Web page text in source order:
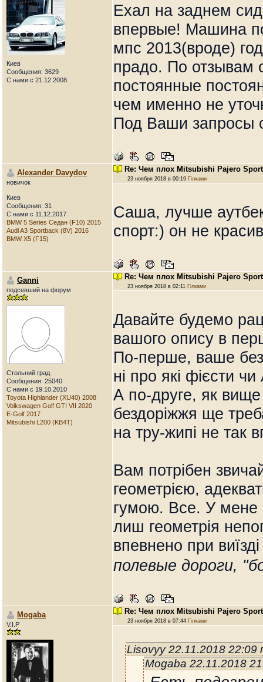
Киев
Сообщения: 3629
С нами с 21.12.2008
Ехал на заднем
впервые! Машина
мпс 2013(вроде)
прадо. По отзывам
постоянные
чем именно не
Под Ваши запросы
Alexander Davydov
новичок
Киев
Сообщения: 31
С нами с 11.12.2017
BMW 5 Series Седан (F10) 2015
Audi A3 Sportback (8V) 2016
BMW X5 (F15)
Re: Чем плох Mitsubishi Pajero
23 ноября 2018 в 00:19 Гілками
Саша, лучше
спорт:) он не
Ganni
подсевший на форум
Стольний град
Сообщения: 25040
С нами с 19.10.2010
Toyota Highlander (XU40) 2008
Volkswagen Golf GTI VII 2020
E-Golf 2017
Mitsubishi L200 (KB4T)
Re: Чем плох Mitsubishi Pajero
23 ноября 2018 в 02:11 Гілками
Давайте будемо
вашого опису в
По-перше, ваше
ні про які фієсти
А по-друге, як
бездоріжжя ще
на тру-жипі не так
Вам потрібен
геометрією,
гумою. Все. У мене
лиш геометрія
впевнено при
полевые дороги,
Mogaba
V.I.P
Re: Чем плох Mitsubishi Pajero
23 ноября 2018 в 07:44 Гілками
Lisovyy 22.11.2018
Mogaba 22.11.2018